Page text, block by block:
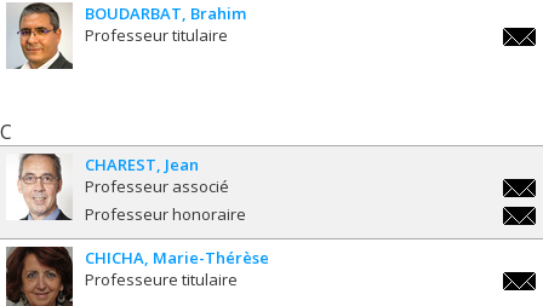
BOUDARBAT Brahim
Professeur titulaire
C
CHAREST Jean
Professeur associé
Professeur honoraire
CHICHA Marie-Thérèse
Professeure titulaire